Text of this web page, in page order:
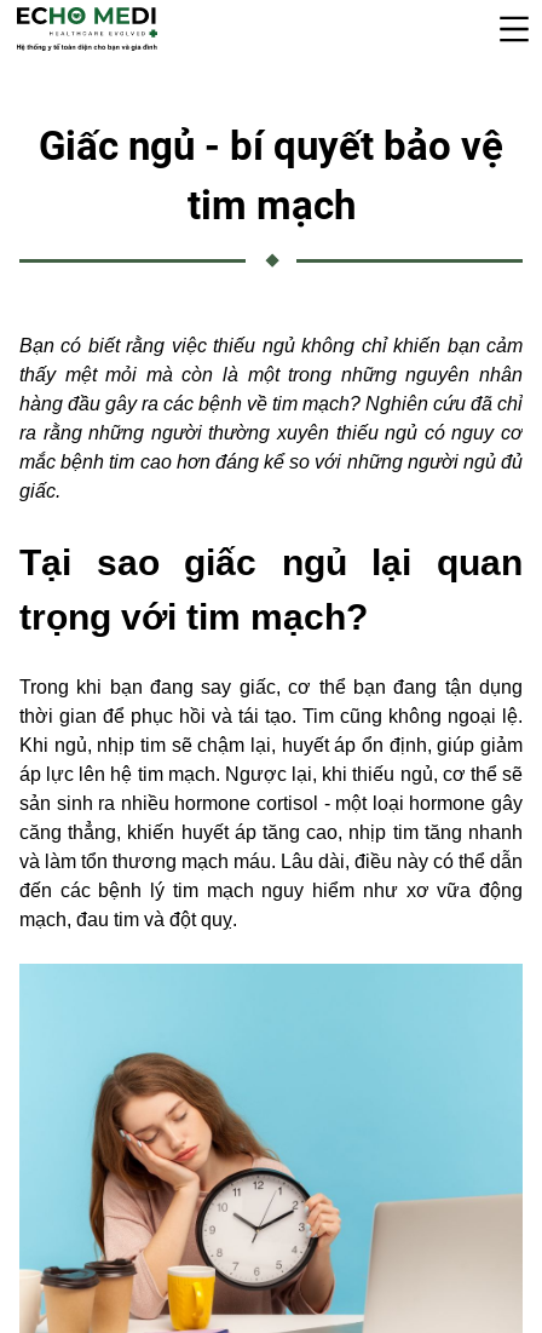
Giấc ngủ - bí quyết bảo vệ
tim mạch
Bạn có biết rằng việc thiếu ngủ không chỉ khiến bạn cảm
thấy mệt mỏi mà còn là một trong những nguyên nhân
hàng đầu gây ra các bệnh về tim mạch? Nghiên cứu đã chỉ
ra rằng những người thường xuyên thiếu ngủ có nguy cơ
mắc bệnh tim cao hơn đáng kể so với những người ngủ đủ
giấc.
Tại sao giấc ngủ lại quan
trọng với tim mạch?
Trong khi bạn đang say giấc, cơ thể bạn đang tận dụng
thời gian để phục hồi và tái tạo. Tim cũng không ngoại lệ.
Khi ngủ, nhịp tim sẽ chậm lại, huyết áp ổn định, giúp giảm
áp lực lên hệ tim mạch. Ngược lại, khi thiếu ngủ, cơ thể sẽ
sản sinh ra nhiều hormone cortisol - một loại hormone gây
căng thẳng, khiến huyết áp tăng cao, nhịp tim tăng nhanh
và làm tổn thương mạch máu. Lâu dài, điều này có thể dẫn
đến các bệnh lý tim mạch nguy hiểm như xơ vữa động
mạch, đau tim và đột quỵ.